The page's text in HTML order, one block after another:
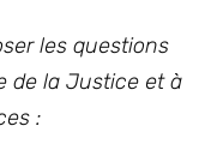
les questions
de la Justice et à
: